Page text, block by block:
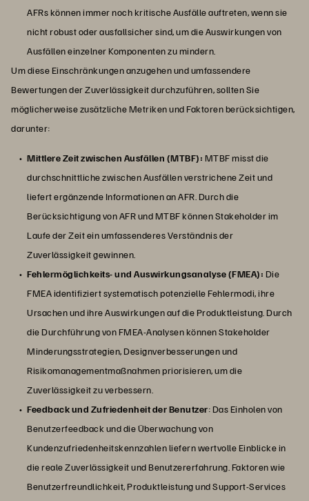
AFRs können immer noch kritische Ausfälle auftreten, wenn sie
nicht robust oder ausfallsicher sind, um die Auswirkungen von
Ausfällen einzelner Komponenten zu mindern.
Um diese Einschränkungen anzugehen und umfassendere
Bewertungen der Zuverlässigkeit durchzuführen, sollten Sie
möglicherweise zusätzliche Metriken und Faktoren berücksichtigen,
darunter:
Mittlere Zeit zwischen Ausfällen (MTBF): MTBF misst die
durchschnittliche zwischen Ausfällen verstrichene Zeit und
liefert ergänzende Informationen an AFR. Durch die
Berücksichtigung von AFR und MTBF können Stakeholder im
Laufe der Zeit ein umfassenderes Verständnis der
Zuverlässigkeit gewinnen.
Fehlermöglichkeits- und Auswirkungsanalyse (FMEA): Die
FMEA identifiziert systematisch potenzielle Fehlermodi, ihre
Ursachen und ihre Auswirkungen auf die Produktleistung. Durch
die Durchführung von FMEA-Analysen können Stakeholder
Minderungsstrategien, Designverbesserungen und
Risikomanagementmaßnahmen priorisieren, um die
Zuverlässigkeit zu verbessern.
Feedback und Zufriedenheit der Benutzer: Das Einholen von
Benutzerfeedback und die Überwachung von
Kundenzufriedenheitskennzahlen liefern wertvolle Einblicke in
die reale Zuverlässigkeit und Benutzererfahrung. Faktoren wie
Benutzerfreundlichkeit, Produktleistung und Support-Services